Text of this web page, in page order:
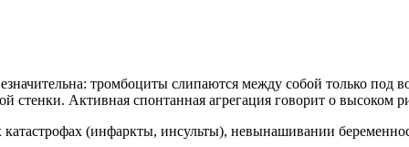
тромбоциты слипаются между собой только под
стенки. Активная спонтанная агрегация говорит о высоком
катастрофах (инфаркты, инсульты), невынашивании